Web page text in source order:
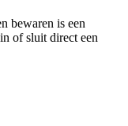
bewaren is een
of sluit direct een